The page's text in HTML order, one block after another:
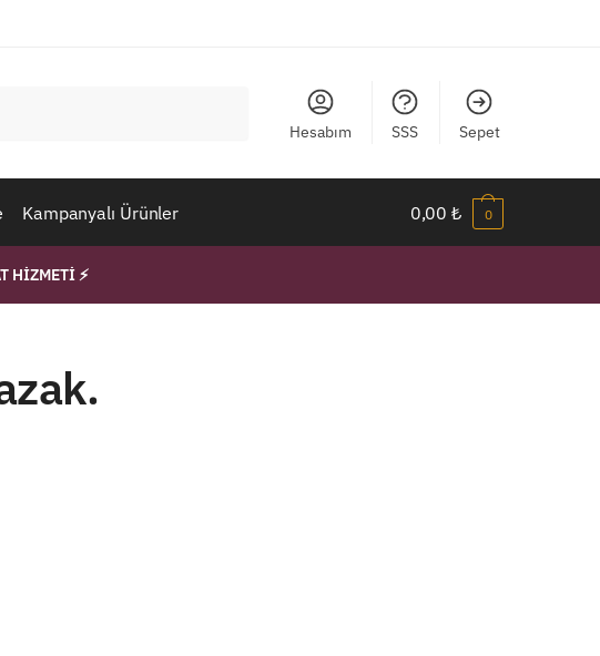
Hesabım SSS Sepet
Kampanyalı Ürünler 0,00₺ 0
HİZMETİ ⚡